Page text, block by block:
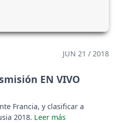
JUN 21 / 2018
EN VIVO
Francia, y clasificar a
2018.